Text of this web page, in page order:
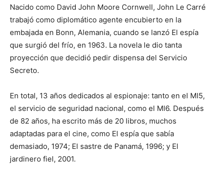
Nacido como David John Moore Cornwell, John Le Carré
trabajó como diplomático agente encubierto en la
embajada en Bonn, Alemania, cuando se lanzó El espía
que surgió del frío, en 1963. La novela le dio tanta
proyección que decidió pedir dispensa del Servicio
Secreto.
En total, 13 años dedicados al espionaje: tanto en el MI5,
el servicio de seguridad nacional, como el MI6. Después
de 82 años, ha escrito más de 20 libros, muchos
adaptadas para el cine, como El espía que sabía
demasiado, 1974; El sastre de Panamá, 1996; y El
jardinero fiel, 2001.